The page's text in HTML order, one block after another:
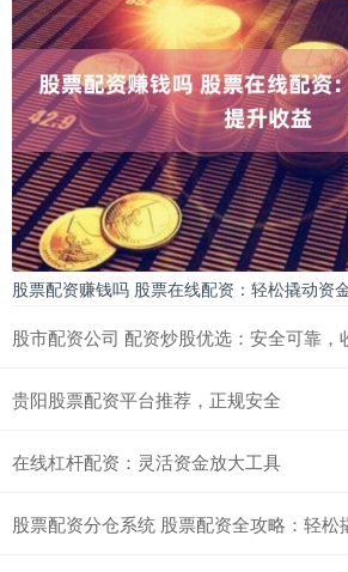
股票配资赚钱吗 股票在线配资：轻松撬动资
股市配资公司 配资炒股优选：安全可靠，
贵阳股票配资平台推荐，正规安全
在线杠杆配资：灵活资金放大工具
股票配资分仓系统 股票配资全攻略：轻松